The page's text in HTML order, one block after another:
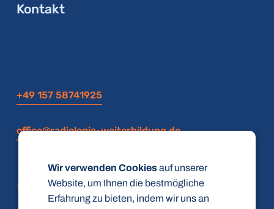
Kontakt
+49 157 58741925
office@radiologie-weiterbildung.de
Wir verwenden Cookiesauf unserer
Website, um Ihnen die bestmögliche
Erfahrung zu bieten, indem wir uns an